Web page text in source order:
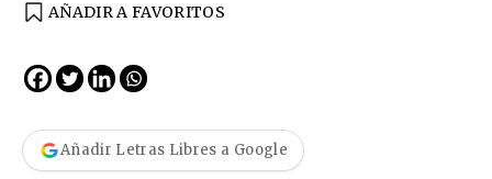
AÑADIR A FAVORITOS
Añadir Letras Libres a Google